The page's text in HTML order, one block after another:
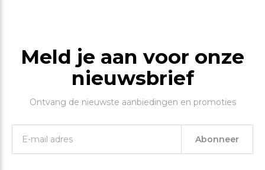
Meld je aan voor onze
nieuwsbrief
Ontvang de nieuwste aanbiedingen en promoties
Abonneer